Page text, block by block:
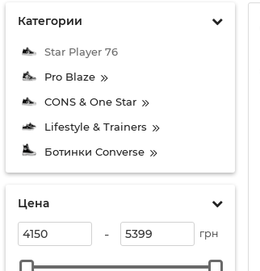
Категории
Star Player 76
Pro Blaze
CONS & One Star
Lifestyle & Trainers
Ботинки Converse
Цена
- грн